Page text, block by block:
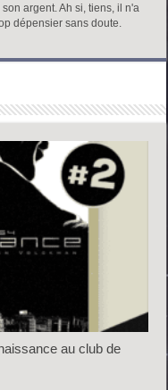
argent. Ah si, tiens, il n'a
dépensier sans doute.
au club de